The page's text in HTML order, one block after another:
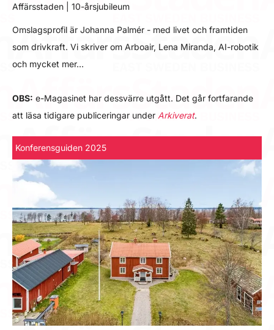
Affärsstaden | 10-årsjubileum
Omslagsprofil är Johanna Palmér - med livet och framtiden
som drivkraft. Vi skriver om Arboair, Lena Miranda, AI-robotik
och mycket mer…
OBS: e-Magasinet har dessvärre utgått. Det går fortfarande
att läsa tidigare publiceringar under Arkiverat.
Konferensguiden 2025